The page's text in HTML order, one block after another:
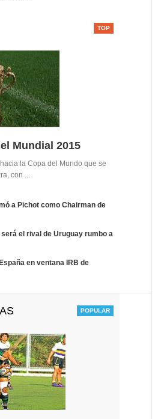
Mundial 2015
la Copa del Mundo que se
con ...
a Pichot como Chairman de
el rival de Uruguay rumbo a
en ventana IRB de